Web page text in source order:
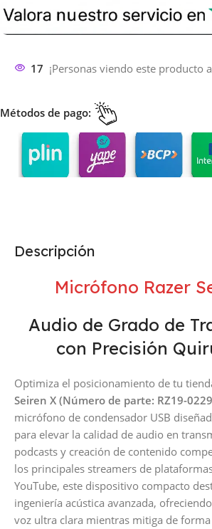
17 ¡Personas viendo este producto
Métodos de pago:
Descripción
Micrófono Razer
Audio de Grado de
con Precisión
Optimiza el posicionamiento de tu
Seiren X (Número de parte: RZ19-
micrófono de condensador USB
para elevar la calidad de audio en
podcasts y creación de contenido
los principales streamers de
YouTube, este dispositivo compacto
ingeniería acústica avanzada,
voz ultra clara mientras mitiga de